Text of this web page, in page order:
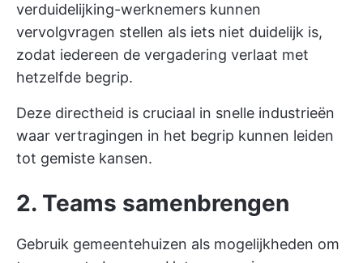
verduidelijking-werknemers kunnen
vervolgvragen stellen als iets niet duidelijk is,
zodat iedereen de vergadering verlaat met
hetzelfde begrip.
Deze directheid is cruciaal in snelle industrieën
waar vertragingen in het begrip kunnen leiden
tot gemiste kansen.
2. Teams samenbrengen
Gebruik gemeentehuizen als mogelijkheden om